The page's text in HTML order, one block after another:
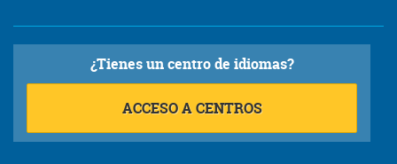
¿Tienes un centro de idiomas?
ACCESO A CENTROS